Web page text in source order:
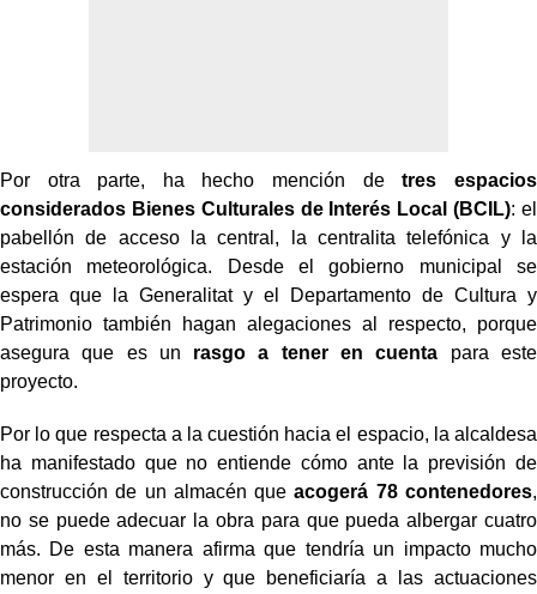
Por otra parte, ha hecho mención detres espacios
considerados Bienes Culturales de Interés Local (BCIL): el
pabellón de acceso la central, la centralita telefónica y la
estación meteorológica. Desde el gobierno municipal se
espera que la Generalitat y el Departamento de Cultura y
Patrimonio también hagan alegaciones al respecto, porque
asegura que es un rasgo a tener en cuenta para este
proyecto.
Por lo que respecta a la cuestión hacia el espacio, la alcaldesa
ha manifestado que no entiende cómo ante la previsión de
construcción de un almacén queacogerá 78 contenedores,
no se puede adecuar la obra para que pueda albergar cuatro
más. De esta manera afirma que tendría un impacto mucho
menor en el territorio y que beneficiaría a las actuaciones